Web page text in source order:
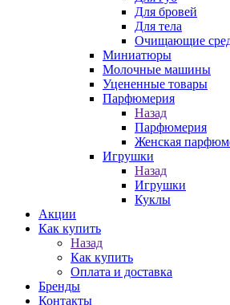
Для бровей
Для тела
Очищающие
Миниатюры
Молочные машины
Уцененные товары
Парфюмерия
Назад
Парфюмерия
Женская
Игрушки
Назад
Игрушки
Куклы
Акции
Как купить
Назад
Как купить
Оплата и доставка
Бренды
Контакты